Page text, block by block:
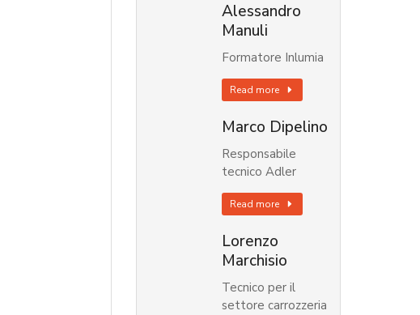
Alessandro
Manuli
Formatore Inlumia
Read more
Marco Dipelino
Responsabile
tecnico Adler
Read more
Lorenzo
Marchisio
Tecnico per il
settore carrozzeria